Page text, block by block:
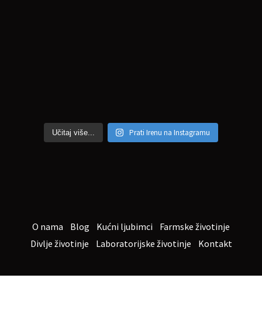
Učitaj više... Prati Irenu na Instagramu
O nama Blog Kućni ljubimci
Farmske životinje
Divlje životinje
Laboratorijske životinje Kontakt